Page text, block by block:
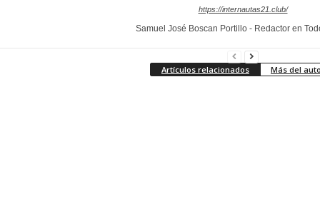
https://internautas21.club/
Samuel José Boscan Portillo - Redactor en
Artículos relacionados Más del